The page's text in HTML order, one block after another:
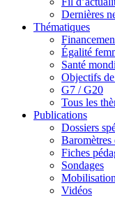
Dernières
Thématiques
Égalité
Santé
Objectifs
G7 / G20
Tous les
Publications
Dossiers
Baromètres
Fiches
Sondages
Vidéos